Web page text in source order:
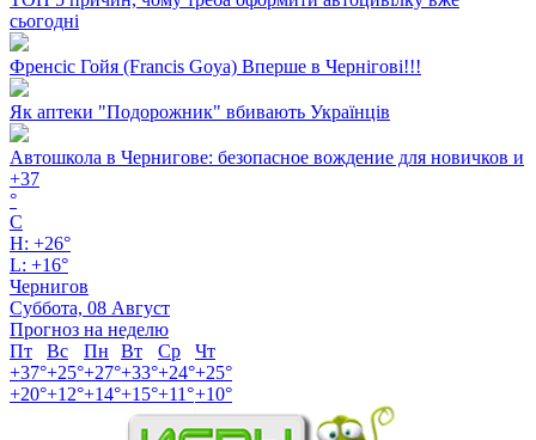
сьогодні
Френсіс Гойя (Francis Goya) Вперше в Чернігові!!!
Як аптеки "Подорожник" вбивають Українців
Автошкола в Чернигове: безопасное вождение для новичков и
+37
°
C
H: +26°
L: +16°
Чернигов
Суббота, 08 Август
Прогноз на неделю
Пт
Вс Пн Вт Ср
Чт
+37°+25°+27°+33°+24°+25°
+20°+12°+14°+15°+11°+10°